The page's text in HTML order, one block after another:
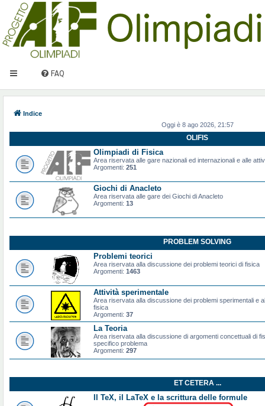
FAQ
Indice
Oggi è 8 ago 2026, 21:57
OLIFIS
Olimpiadi di Fisica
Area riservata alle gare nazionali ed internazionali e alle
Argomenti: 251
Giochi di Anacleto
Area riservata alle gare dei Giochi di Anacleto
Argomenti: 13
PROBLEM SOLVING
Problemi teorici
Area riservata alla discussione dei problemi teorici di fisica
Argomenti: 1463
Attività sperimentale
Area riservata alla discussione dei problemi sperimentali e
fisica
Argomenti: 37
La Teoria
Area riservata alla discussione di argomenti concettuali di
specifico problema
Argomenti: 297
ET CETERA ...
Il TeX, il LaTeX e la scrittura delle formule